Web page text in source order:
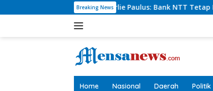
ke
Breaking News
Charlie Paulus: Bank NTT Tetap Menyumbang,Tetapi
Home Nasional Daerah Politik